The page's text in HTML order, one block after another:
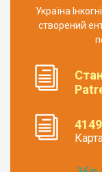
Україна
створений